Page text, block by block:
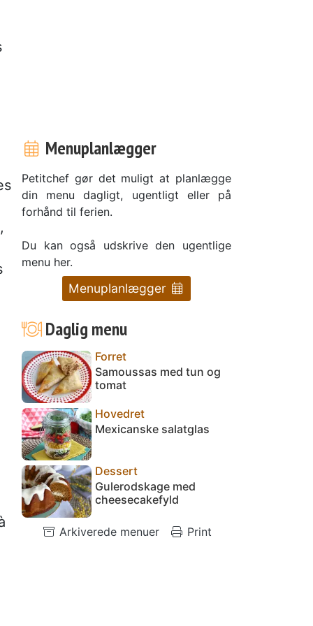
Menuplanlægger
Petitchef gør det muligt at planlægge
din menu dagligt, ugentligt eller på
forhånd til ferien.
Du kan også udskrive den ugentlige
menu her.
Menuplanlægger
Daglig menu
Forret
Samoussas med tun og
tomat
Hovedret
Mexicanske salatglas
Dessert
Gulerodskage med
cheesecakefyld
Arkiverede menuer Print